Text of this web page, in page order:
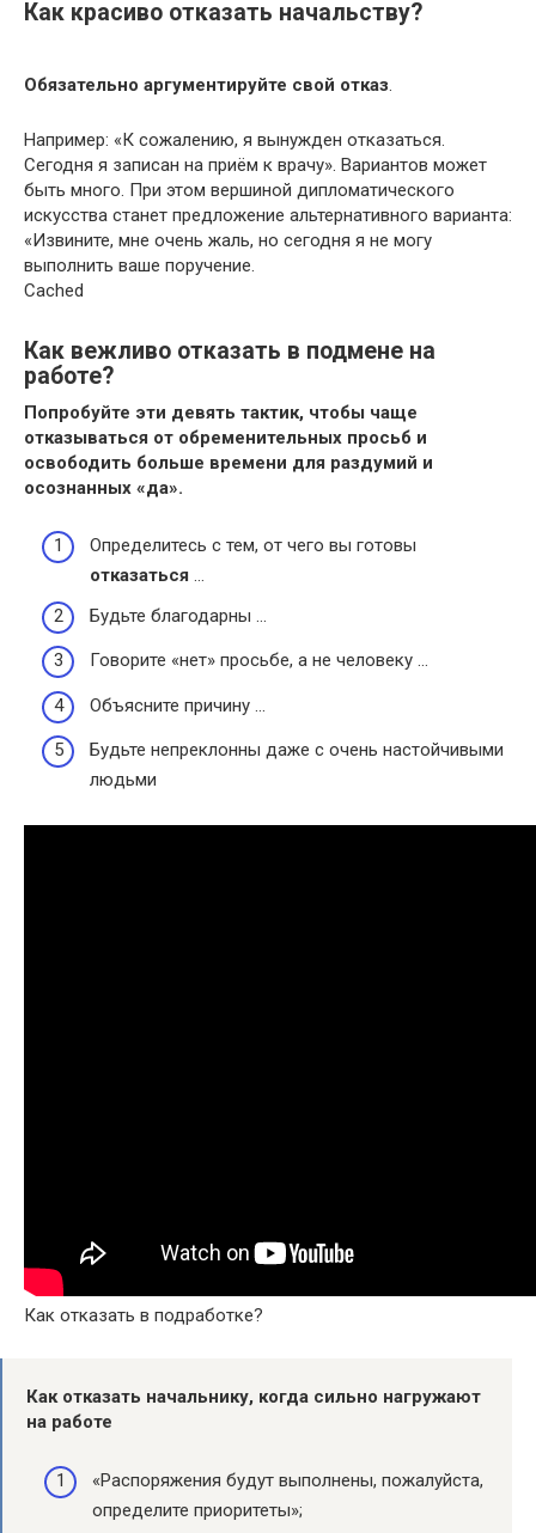
Как красиво отказать начальству?
Обязательно аргументируйте свой отказ.
Например: «К сожалению, я вынужден отказаться.
Сегодня я записан на приём к врачу». Вариантов может
быть много. При этом вершиной дипломатического
искусства станет предложение альтернативного варианта:
«Извините, мне очень жаль, но сегодня я не могу
выполнить ваше поручение.
Cached
Как вежливо отказать в подмене на
работе?
Попробуйте эти девять тактик, чтобы чаще
отказываться от обременительных просьб и
освободить больше времени для раздумий и
осознанных «да».
Определитесь с тем, от чего вы готовы
отказаться …
Будьте благодарны …
Говорите «нет» просьбе, а не человеку …
Объясните причину …
Будьте непреклонны даже с очень настойчивыми
людьми
Как отказать в подработке?
Как отказать начальнику, когда сильно нагружают
на работе
«Распоряжения будут выполнены, пожалуйста,
определите приоритеты»;